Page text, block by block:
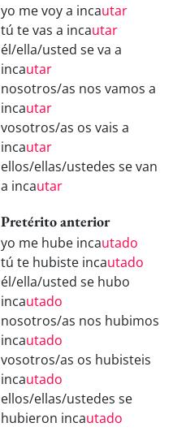
yo me voy a incautar
tú te vas a incautar
él/ella/usted se va a
incautar
nosotros/as nos vamos a
incautar
vosotros/as os vais a
incautar
ellos/ellas/ustedes se van
a incautar
Pretérito anterior
yo me hube incautado
tú te hubiste incautado
él/ella/usted se hubo
incautado
nosotros/as nos hubimos
incautado
vosotros/as os hubisteis
incautado
ellos/ellas/ustedes se
hubieron incautado